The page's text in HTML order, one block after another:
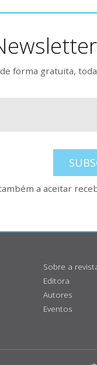
forma gratuita,
a aceitar
Sobre a
Editora
Autores
Eventos